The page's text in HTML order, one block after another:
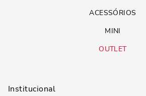
ACESSÓRIOS
MINI
OUTLET
Institucional